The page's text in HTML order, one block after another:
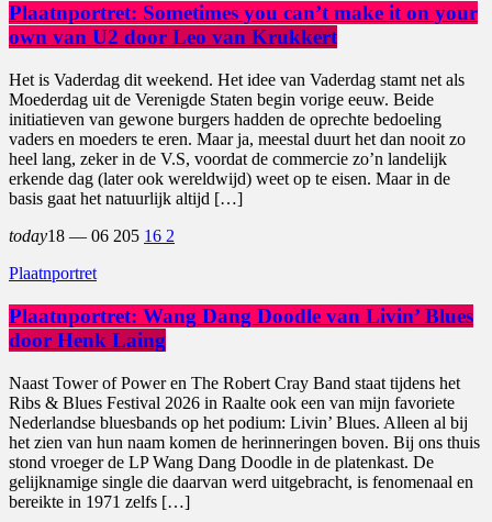
Plaatnportret: Sometimes you can’t make it on your
own van U2 door Leo van Krukkert
Het is Vaderdag dit weekend. Het idee van Vaderdag stamt net als
Moederdag uit de Verenigde Staten begin vorige eeuw. Beide
initiatieven van gewone burgers hadden de oprechte bedoeling
vaders en moeders te eren. Maar ja, meestal duurt het dan nooit zo
heel lang, zeker in de V.S, voordat de commercie zo’n landelijk
erkende dag (later ook wereldwijd) weet op te eisen. Maar in de
basis gaat het natuurlijk altijd […]
today18 — 06 205 16 2
Plaatnportret
Plaatnportret: Wang Dang Doodle van Livin’ Blues
door Henk Laing
Naast Tower of Power en The Robert Cray Band staat tijdens het
Ribs & Blues Festival 2026 in Raalte ook een van mijn favoriete
Nederlandse bluesbands op het podium: Livin’ Blues. Alleen al bij
het zien van hun naam komen de herinneringen boven. Bij ons thuis
stond vroeger de LP Wang Dang Doodle in de platenkast. De
gelijknamige single die daarvan werd uitgebracht, is fenomenaal en
bereikte in 1971 zelfs […]